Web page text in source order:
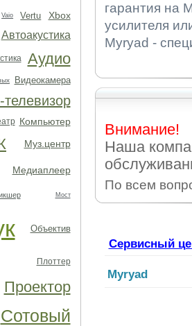
Vaio Vertu
Xbox
Автоакустика
Аудио
Видеокамера
Компьютер
Муз.центр
Медиаплеер
Мост
Объектив
Плоттер
Проектор
Сотовый
гарантия на
усилителя
Myryad -
Внимание!
Наша
По всем
Сервисный
Myryad